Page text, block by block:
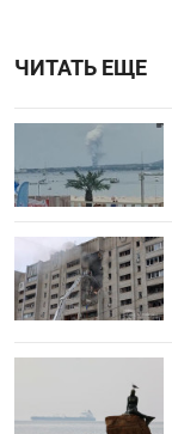
ЧИТАТЬ ЕЩЕ